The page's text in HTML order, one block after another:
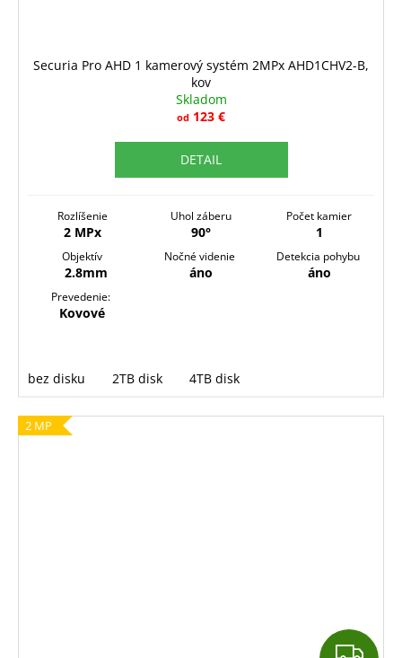
Securia Pro AHD 1 kamerový systém 2MPx AHD1CHV2-B,
kov
Skladom
od 123 €
DETAIL
Rozlíšenie
2 MPx
Uhol záberu
90°
Počet kamier
1
Objektív
2.8mm
Nočné videnie
áno
Detekcia pohybu
áno
Prevedenie:
Kovové
bez disku 2TB disk 4TB disk
2 MP
Z